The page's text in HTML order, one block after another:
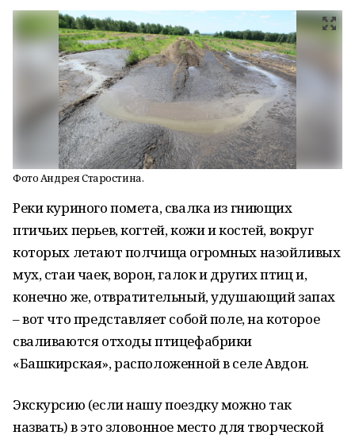
Фото Андрея Старостина.
Реки куриного помета, свалка из гниющих
птичьих перьев, когтей, кожи и костей, вокруг
которых летают полчища огромных назойливых
мух, стаи чаек, ворон, галок и других птиц и,
конечно же, отвратительный, удушающий запах
– вот что представляет собой поле, на которое
сваливаются отходы птицефабрики
«Башкирская», расположенной в селе Авдон.
Экскурсию (если нашу поездку можно так
назвать) в это зловонное место для творческой